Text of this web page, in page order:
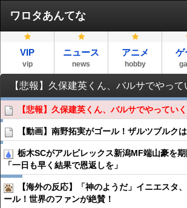
ワロタあんてな
VIP
vip
ニュース
news
アニメ
hobby
ゲ
【悲報】久保建英くん、バルサでやってい
【動画】南野拓実がゴール！ザルツブルク
栃木SCがアルビレックス新潟MF端山豪を
「一日も早く結果で恩返しを」
【海外の反応】「神のようだ」イニエスタ
ール！世界のファンが絶賛！